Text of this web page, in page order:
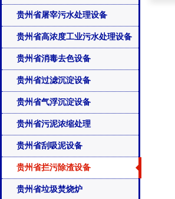
贵州省屠宰污水处理设备
贵州省高浓度工业污水处理设备
贵州省消毒去色设备
贵州省过滤沉淀设备
贵州省气浮沉淀设备
贵州省污泥浓缩处理
贵州省刮吸泥设备
贵州省拦污除渣设备
贵州省垃圾焚烧炉